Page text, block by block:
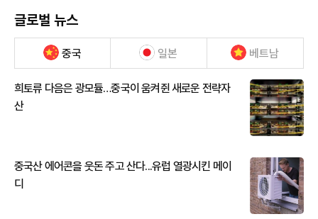
글로벌 뉴스
중국 일본 베트남
희토류 다음은 광모듈…중국이 움켜쥔 새로운 전략자
산
중국산 에어콘을 웃돈 주고 산다...유럽 열광시킨 메이
디